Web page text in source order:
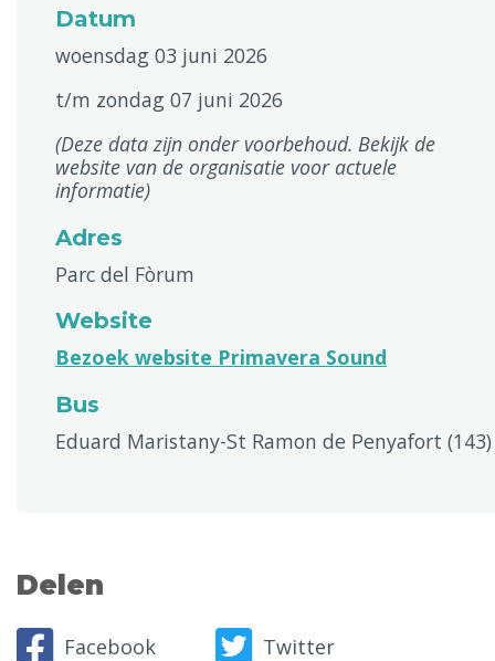
Datum
woensdag 03 juni 2026
t/m zondag 07 juni 2026
(Deze data zijn onder voorbehoud. Bekijk de
website van de organisatie voor actuele
informatie)
Adres
Parc del Fòrum
Website
Bezoek website Primavera Sound
Bus
Eduard Maristany-St Ramon de Penyafort (143)
Delen
Facebook
Twitter